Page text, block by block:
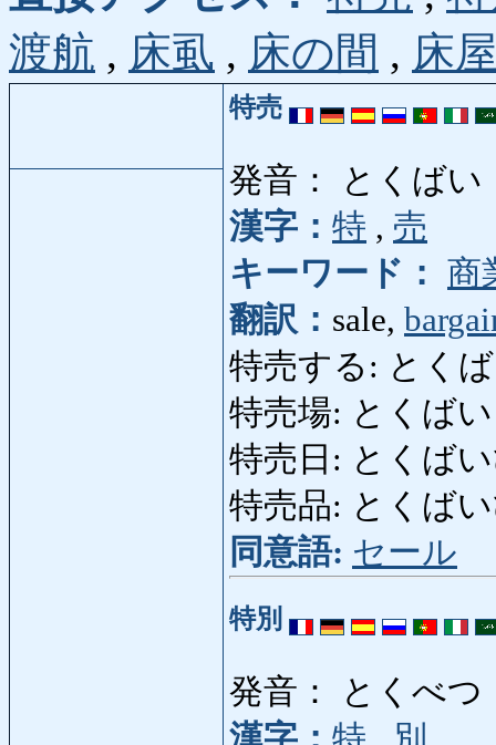
渡航 , 床虱 , 床の間 , 床
特売
発音： とくばい
漢字： 特 , 売
キーワード： 商
翻訳： sale,
特売する: とくば
特売場: とくば
特売日: とくば
特売品: とくば
同意語: セール
特別
発音： とくべつ